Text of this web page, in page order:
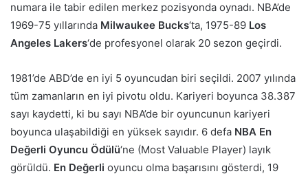
numara ile tabir edilen merkez pozisyonda oynadı. NBA’de
1969-75 yıllarında Milwaukee Bucks‘ta, 1975-89 Los
Angeles Lakers‘de profesyonel olarak 20 sezon geçirdi.
1981’de ABD’de en iyi 5 oyuncudan biri seçildi. 2007 yılında
tüm zamanların en iyi pivotu oldu. Kariyeri boyunca 38.387
sayı kaydetti, ki bu sayı NBA’de bir oyuncunun kariyeri
boyunca ulaşabildiği en yüksek sayıdır. 6 defa NBA En
Değerli Oyuncu Ödülü‘ne (Most Valuable Player) layık
görüldü. En Değerli oyuncu olma başarısını gösterdi, 19